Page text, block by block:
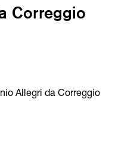
Correggio
Allegri da Correggio